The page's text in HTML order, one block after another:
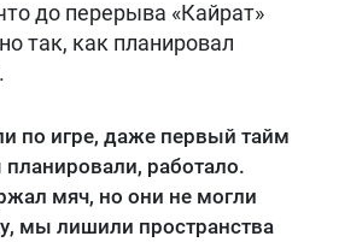
до перерыва «Кайрат»
так, как планировал
по игре, даже первый тайм
работало.
мяч, но они не могли
мы лишили пространства